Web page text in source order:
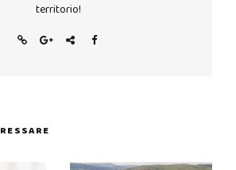
territorio!